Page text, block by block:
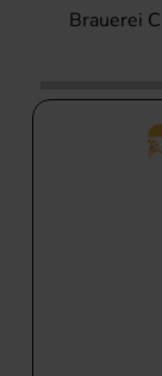
Brauerei